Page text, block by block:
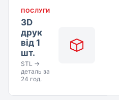
ПОСЛУГИ
3D
друк
від 1
шт.
STL →
деталь за
24 год.